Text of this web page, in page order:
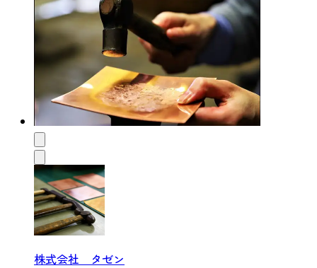
株式会社 タゼン